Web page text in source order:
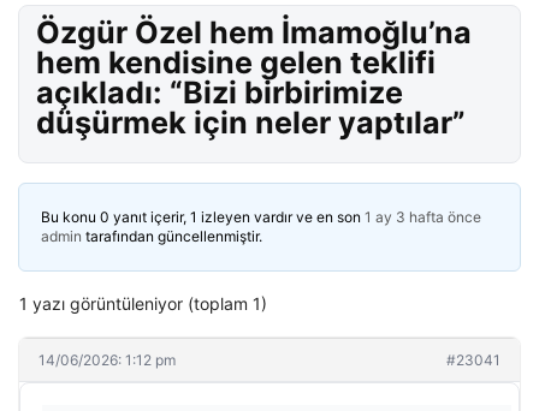
Özgür Özel hem İmamoğlu’na
hem kendisine gelen teklifi
açıkladı: “Bizi birbirimize
düşürmek için neler yaptılar”
Bu konu 0 yanıt içerir, 1 izleyen vardır ve en son 1 ay 3 hafta önce
admin tarafından güncellenmiştir.
1 yazı görüntüleniyor (toplam 1)
14/06/2026: 1:12 pm #23041